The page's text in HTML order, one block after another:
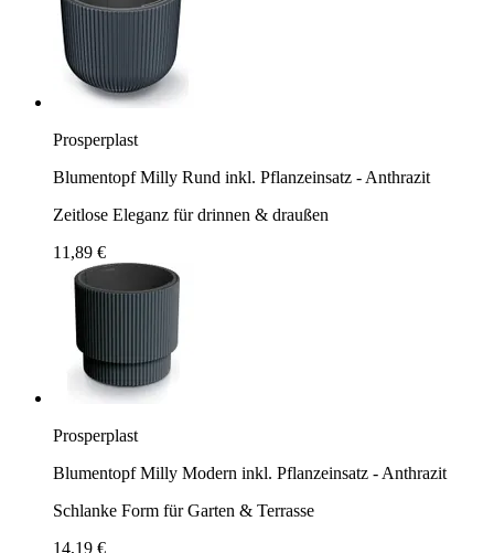
Prosperplast
Blumentopf Milly Rund inkl. Pflanzeinsatz - Anthrazit
Zeitlose Eleganz für drinnen & draußen
11,89 €
Prosperplast
Blumentopf Milly Modern inkl. Pflanzeinsatz - Anthrazit
Schlanke Form für Garten & Terrasse
14,19 €